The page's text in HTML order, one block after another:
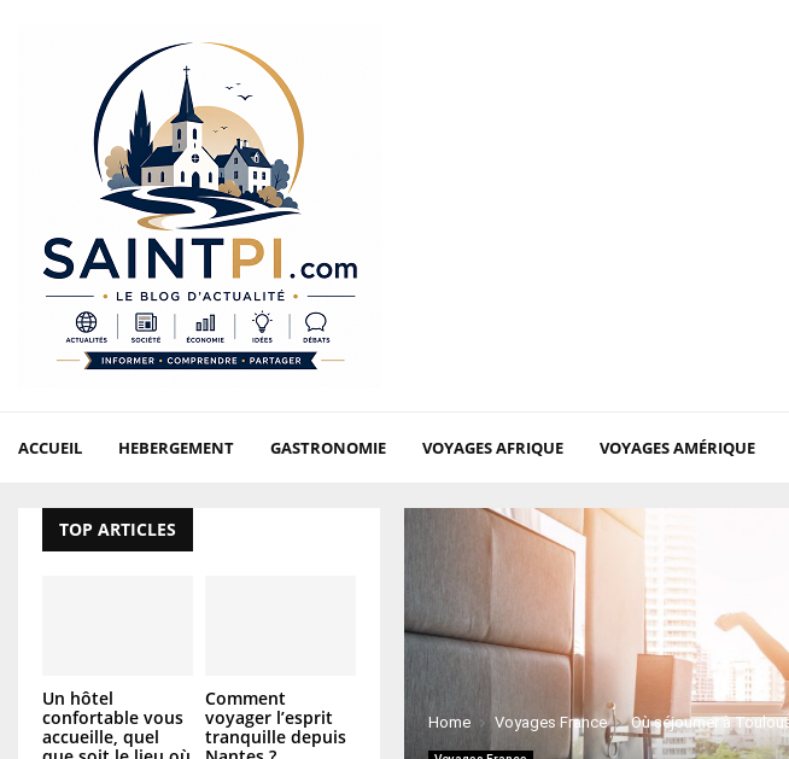
ACCUEIL HEBERGEMENT GASTRONOMIE VOYAGES AFRIQUE VOYAGES AMÉRIQUE
Home Voyages France Où séjourner à
TOP ARTICLES
Un hôtel
confortable vous
accueille, quel
Comment
voyager l’esprit
tranquille depuis